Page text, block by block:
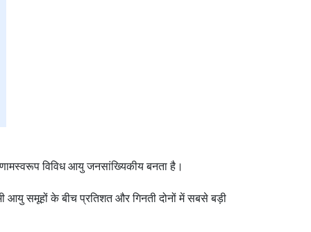
विविध आयु जनसांख्यिकीय बनता है।
आयु समूहों के बीच प्रतिशत और गिनती दोनों में सबसे बड़ी